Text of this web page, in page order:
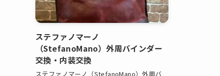
ステファノマーノ
（StefanoMano）外周バインダー
交換・内装交換
ステファノマーノ（StefanoMano）外周バ